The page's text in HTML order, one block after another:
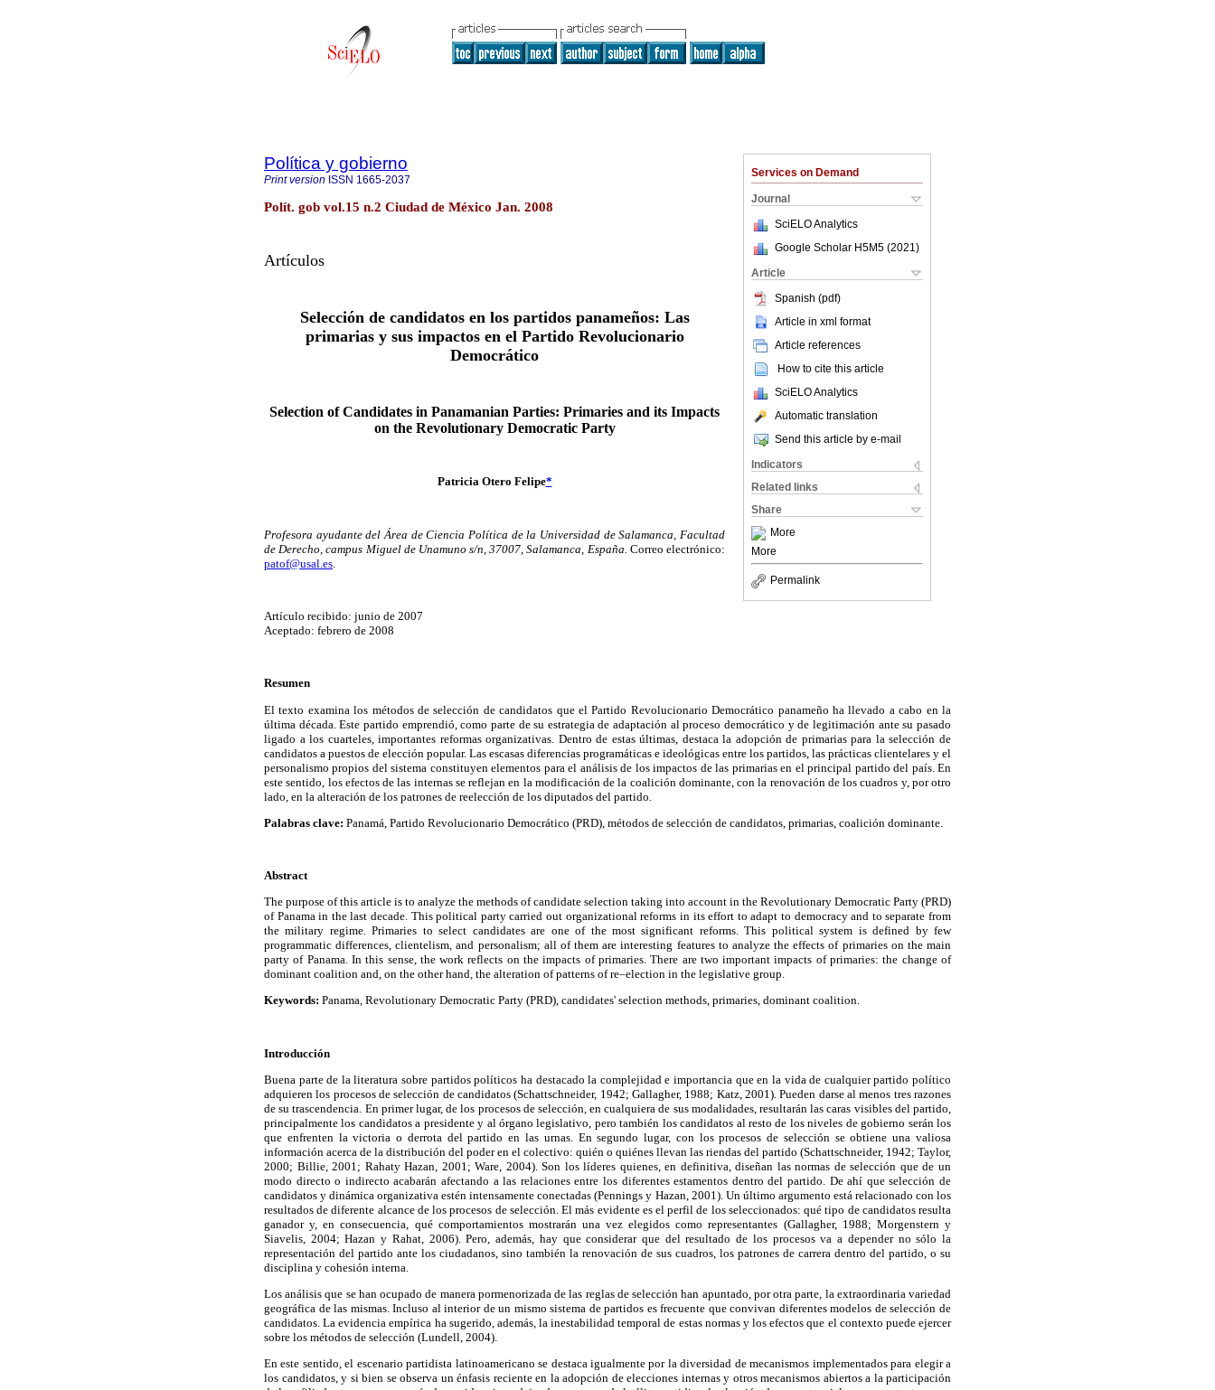
Services on Demand
Journal
SciELO Analytics
Google Scholar H5M5 (2021 )
Article
Spanish (pdf)
Article in xml format
Article references
How to cite this article
SciELO Analytics
Automatic translation
Send this article by e-mail
Indicators
Related links
Share
More
More
Permalink
Política y gobierno
Print version ISSN 1665-2037
Polít. gob vol.15 n.2 Ciudad de México Jan. 2008
Artículos
Selección de candidatos en los partidos panameños: Las
primarias y sus impactos en el Partido Revolucionario
Democrático
Selection of Candidates in Panamanian Parties: Primaries and its Impacts
on the Revolutionary Democratic Party
Patricia Otero Felipe*
Profesora ayudante del Área de Ciencia Política de la Universidad de Salamanca, Facultad
de Derecho, campus Miguel de Unamuno s/n, 37007, Salamanca, España. Correo electrónico:
patof@usal.es
Artículo recibido: junio de 2007
Aceptado: febrero de 2008
Resumen
El texto examina los métodos de selección de candidatos que el Partido Revolucionario Democrático panameño ha llevado a cabo en la
última década. Este partido emprendió, como parte de su estrategia de adaptación al proceso democrático y de legitimación ante su pasado
ligado a los cuarteles, importantes reformas organizativas. Dentro de estas últimas, destaca la adopción de primarias para la selección de
candidatos a puestos de elección popular. Las escasas diferencias programáticas e ideológicas entre los partidos, las prácticas clientelares y el
personalismo propios del sistema constituyen elementos para el análisis de los impactos de las primarias en el principal partido del país. En
este sentido, los efectos de las internas se reflejan en la modificación de la coalición dominante, con la renovación de los cuadros y, por otro
lado, en la alteración de los patrones de reelección de los diputados del partido.
Palabras clave: Panamá, Partido Revolucionario Democrático (PRD), métodos de selección de candidatos, primarias, coalición dominante.
Abstract
The purpose of this article is to analyze the methods of candidate selection taking into account in the Revolutionary Democratic Party (PRD)
of Panama in the last decade. This political party carried out organizational reforms in its effort to adapt to democracy and to separate from
the military regime. Primaries to select candidates are one of the most significant reforms. This political system is defined by few
programmatic differences, clientelism, and personalism; all of them are interesting features to analyze the effects of primaries on the main
party of Panama. In this sense, the work reflects on the impacts of primaries. There are two important impacts of primaries: the change of
dominant coalition and, on the other hand, the alteration of patterns of re–election in the legislative group.
Keywords: Panama, Revolutionary Democratic Party (PRD), candidates' selection methods, primaries, dominant coalition.
Introducción
Buena parte de la literatura sobre partidos políticos ha destacado la complejidad e importancia que en la vida de cualquier partido político
adquieren los procesos de selección de candidatos (Schattschneider, 1942; Gallagher, 1988; Katz, 2001). Pueden darse al menos tres razones
de su trascendencia. En primer lugar, de los procesos de selección, en cualquiera de sus modalidades, resultarán las caras visibles del partido,
principalmente los candidatos a presidente y al órgano legislativo, pero también los candidatos al resto de los niveles de gobierno serán los
que enfrenten la victoria o derrota del partido en las urnas. En segundo lugar, con los procesos de selección se obtiene una valiosa
información acerca de la distribución del poder en el colectivo: quién o quiénes llevan las riendas del partido (Schattschneider, 1942; Taylor,
2000; Billie, 2001; Rahaty Hazan, 2001; Ware, 2004). Son los líderes quienes, en definitiva, diseñan las normas de selección que de un
modo directo o indirecto acabarán afectando a las relaciones entre los diferentes estamentos dentro del partido. De ahí que selección de
candidatos y dinámica organizativa estén intensamente conectadas (Pennings y Hazan, 2001). Un último argumento está relacionado con los
resultados de diferente alcance de los procesos de selección. El más evidente es el perfil de los seleccionados: qué tipo de candidatos resulta
ganador y, en consecuencia, qué comportamientos mostrarán una vez elegidos como representantes (Gallagher, 1988; Morgenstern y
Siavelis, 2004; Hazan y Rahat, 2006). Pero, además, hay que considerar que del resultado de los procesos va a depender no sólo la
representación del partido ante los ciudadanos, sino también la renovación de sus cuadros, los patrones de carrera dentro del partido, o su
disciplina y cohesión interna.
Los análisis que se han ocupado de manera pormenorizada de las reglas de selección han apuntado, por otra parte, la extraordinaria variedad
geográfica de las mismas. Incluso al interior de un mismo sistema de partidos es frecuente que convivan diferentes modelos de selección de
candidatos. La evidencia empírica ha sugerido, además, la inestabilidad temporal de estas normas y los efectos que el contexto puede ejercer
sobre los métodos de selección (Lundell, 2004).
En este sentido, el escenario partidista latinoamericano se destaca igualmente por la diversidad de mecanismos implementados para elegir a
los candidatos, y si bien se observa un énfasis reciente en la adopción de elecciones internas y otros mecanismos abiertos a la participación